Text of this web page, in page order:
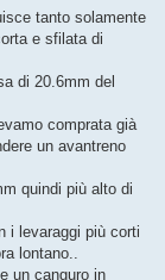
tanto solamente
e sfilata di
di 20.6mm del
comprata già
un avantreno
quindi più alto di
i levaraggi più corti
lontano..
un canguro in